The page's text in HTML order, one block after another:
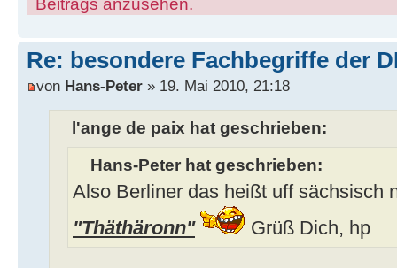
Beitrags anzusehen.
Re: besondere Fachbegriffe der
von Hans-Peter » 19. Mai 2010, 21:18
l'ange de paix hat geschrieben:
Hans-Peter hat geschrieben:
Also Berliner das heißt uff sächsisch
"Thäthäronn"
Grüß Dich, hp